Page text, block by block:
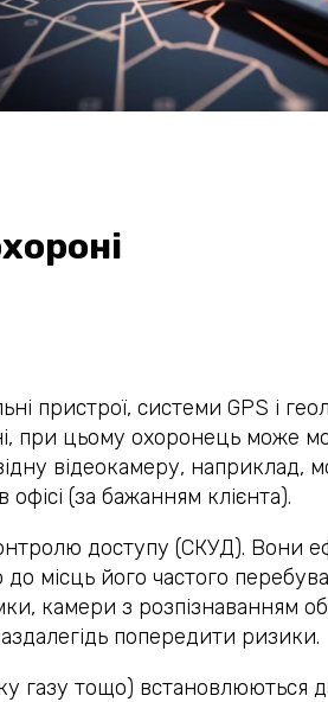
пристрої, системи GPS і
при цьому охоронець може
відеокамеру, наприклад,
офісі (за бажанням клієнта).
доступу (СКУД). Вони
місць його частого
камери з розпізнаванням
попередити ризики.
газу тощо) встановлюються